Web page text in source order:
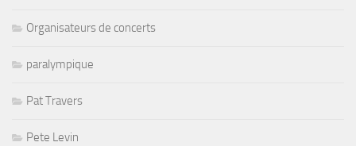
Organisateurs de concerts
paralympique
Pat Travers
Pete Levin